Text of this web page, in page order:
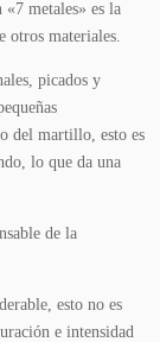
«7 metales» es la
otros materiales.
picados y
del martillo, esto es
lo que da una
de la
esto no es
e intensidad